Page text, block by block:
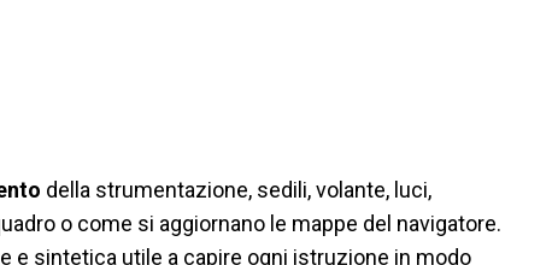
della strumentazione, sedili, volante, luci,
o come si aggiornano le mappe del navigatore.
e sintetica utile a capire ogni istruzione in modo